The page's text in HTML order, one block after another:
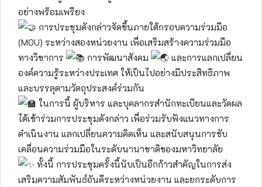
อย่างพร้อมเพรียง
การประชุมดังกล่าวจัดขึ้นภายใต้กรอบความร่วมมือ
(MOU) ระหว่างสองหน่วยงาน เพื่อเสริมสร้างความร่วมมือ
ทางวิชาการ
การพัฒนาสังคม
และการแลกเปลี่ยน
องค์ความรู้ระหว่างประเทศ ให้เป็นไปอย่างมีประสิทธิภาพ
และบรรลุตามวัตถุประสงค์ร่วมกัน
ในการนี้ ผู้บริหาร และบุคลากรสำนักทะเบียนและวัดผล
ได้เข้าร่วมการประชุมดังกล่าว เพื่อร่วมรับฟังแนวทางการ
ดำเนินงาน แลกเปลี่ยนความคิดเห็น และสนับสนุนการขับ
เคลื่อนความร่วมมือในระดับนานาชาติของมหาวิทยาลัย
ทั้งนี้ การประชุมครั้งนี้นับเป็นอีกก้าวสำคัญในการส่ง
เสริมความสัมพันธ์อันดีระหว่างหน่วยงาน และยกระดับการ